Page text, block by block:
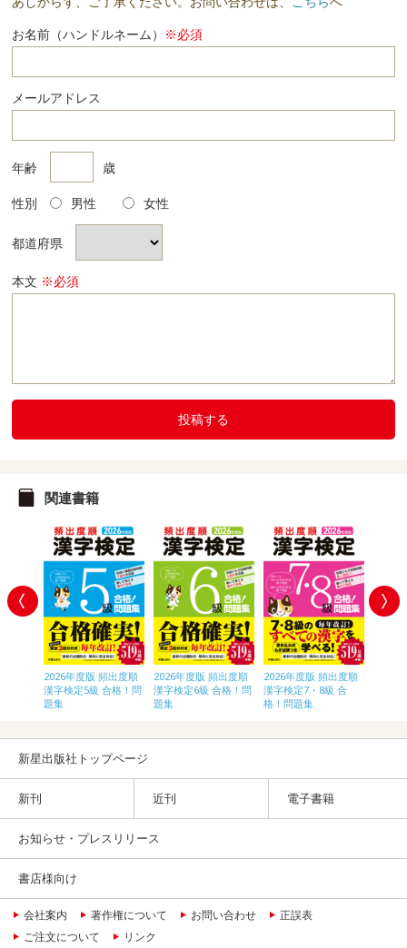
お名前（ハンドルネーム） ※必須
メールアドレス
年齢 歳
性別 男性 女性
都道府県
本文 ※必須
投稿する
関連書籍
2026年度版 頻出度順
漢字検定5級 合格！問
題集
2026年度版 頻出度順
漢字検定6級 合格！問
題集
2026年度版 頻出度順
漢字検定7・8級 合
格！問題集
新星出版社トップページ
新刊 近刊 電子書籍
お知らせ・プレスリリース
書店様向け
会社案内 著作権について お問い合わせ
正誤表
ご注文について
リンク